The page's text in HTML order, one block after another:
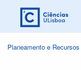
Planeamento e Recursos